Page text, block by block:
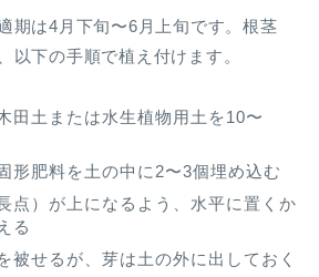
期は4月下旬〜6月上旬です。根茎
以下の手順で植え付けます。
田土または水生植物用土を10〜
形肥料を土の中に2〜3個埋め込む
点）が上になるよう、水平に置くか
る
被せるが、芽は土の外に出しておく